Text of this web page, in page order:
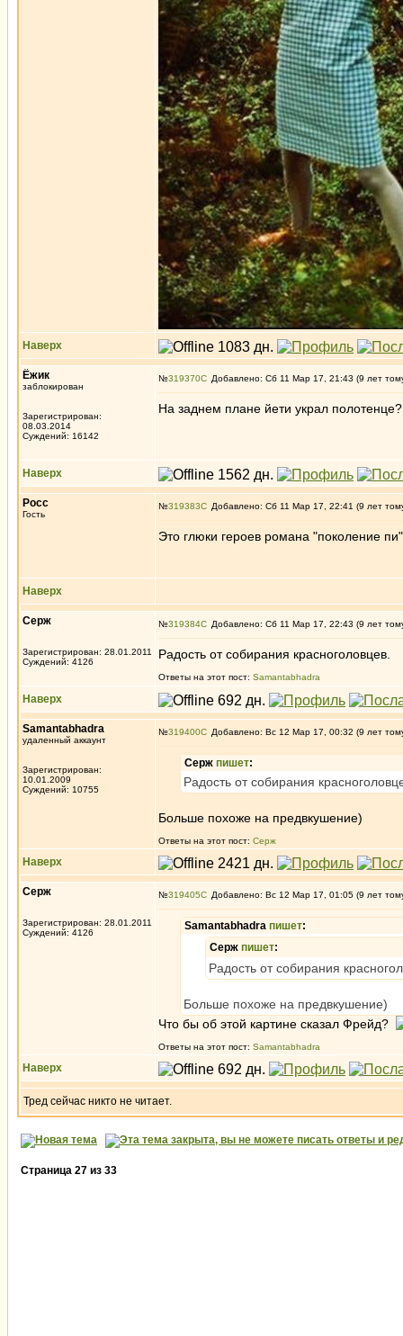
Наверх
Ёжик
заблокирован
Зарегистрирован:
08.03.2014
Суждений: 16142
№319370 Добавлено: Сб 11 Мар 17, 21:43 (9 лет
На заднем плане йети украл полотенце?
Наверх
Росс
Гость
№319383 Добавлено: Сб 11 Мар 17, 22:41 (9 лет
Это глюки героев романа "поколение
Наверх
Серж
Зарегистрирован: 28.01.2011
Суждений: 4126
№319384 Добавлено: Сб 11 Мар 17, 22:43 (9 лет
Радость от собирания красноголовцев.
Ответы на этот пост: Samantabhadra
Наверх
Samantabhadra
удаленный аккаунт
Зарегистрирован:
10.01.2009
Суждений: 10755
№319400 Добавлено: Вс 12 Мар 17, 00:32 (9 лет
Серж пишет:
Радость от собирания
Больше похоже на предвкушение)
Ответы на этот пост: Серж
Наверх
Серж
Зарегистрирован: 28.01.2011
Суждений: 4126
№319405 Добавлено: Вс 12 Мар 17, 01:05 (9 лет
Samantabhadra пишет:
Серж пишет:
Радость от собирания
Больше похоже на предвкушение)
Что бы об этой картине сказал Фрейд?
Ответы на этот пост: Samantabhadra
Наверх
Тред сейчас никто не читает.
Страница 27 из 33